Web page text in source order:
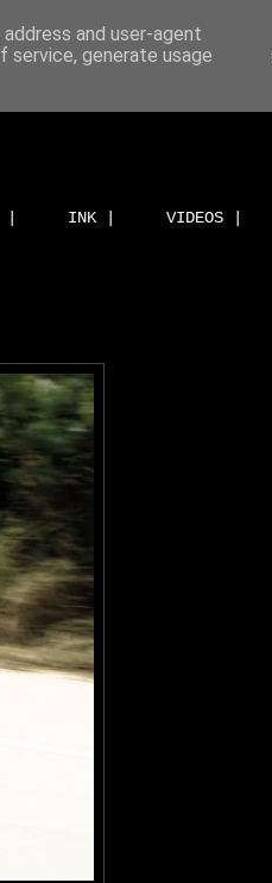
| INK | VIDEOS |
and user-agent
service, generate usage